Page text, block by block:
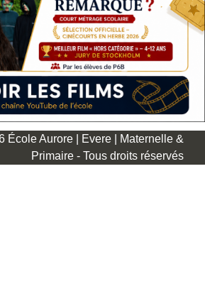
École Aurore | Evere | Maternelle &
Primaire - Tous droits réservés